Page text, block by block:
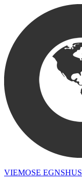
VIEMOSE EGNSHUS